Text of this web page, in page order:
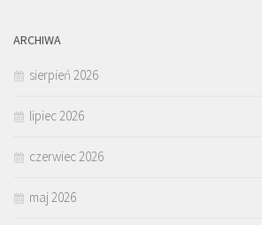
ARCHIWA
sierpień 2026
lipiec 2026
czerwiec 2026
maj 2026